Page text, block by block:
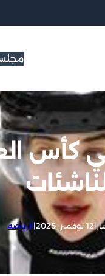
كأس
|12 نوفمبر, 2025 |الرياضه